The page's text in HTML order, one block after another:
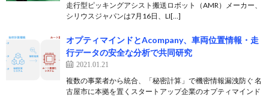
走行型ピッキングアシスト搬送ロボット（AMR）メーカー、
シリウスジャパンは7月16日、LI[…]
オプティマインドとAcompany、車両位置情報・走
行データの安全な分析で共同研究
2021.01.21
複数の事業者から統合、「秘密計算」で機密情報漏洩防ぐ 名
古屋市に本拠を置くスタートアップ企業のオプティマインド